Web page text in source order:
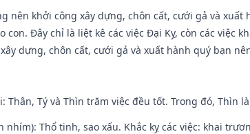
nên khởi công xây dựng, chôn cất, cưới gả và
con. Đây chỉ là liệt kê các việc Đại Kỵ, còn các việc
dựng, chôn cất, cưới gả và xuất hành quý bạn
Thân, Tý và Thìn trăm việc đều tốt. Trong đó, Thìn
nhím): Thổ tinh, sao xấu. Khắc kỵ các việc: khai